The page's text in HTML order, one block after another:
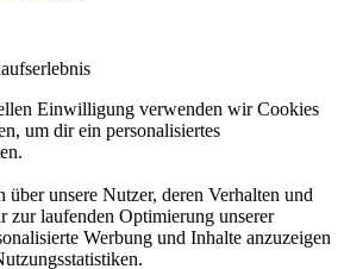
Einwilligung verwenden wir Cookies
um dir ein personalisiertes
über unsere Nutzer, deren Verhalten und
zur laufenden Optimierung unserer
Werbung und Inhalte anzuzeigen